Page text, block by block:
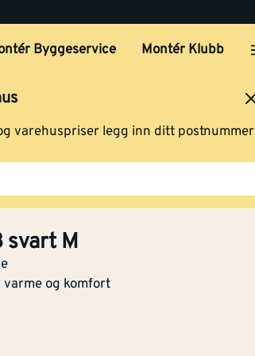
Byggeservice Montér Klubb
varehuspriser legg inn ditt postnummer
svart M
og komfort